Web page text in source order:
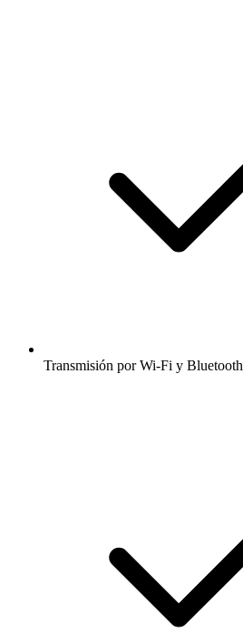
Transmisión por Wi-Fi y Bluetooth